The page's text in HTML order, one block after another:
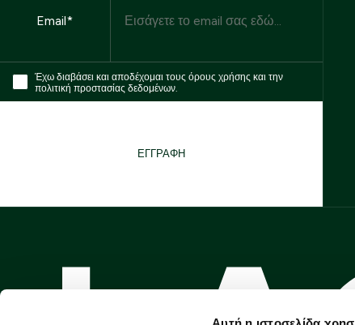
Email*
Έχω διαβάσει και αποδέχομαι τους όρους χρήσης και την
πολιτική προστασίας δεδομένων.
ΕΓΓΡΑΦΗ